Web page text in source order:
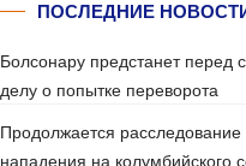
ПОСЛЕДНИЕ
Болсонару предстанет перед
делу о попытке переворота
Продолжается расследование
нападения на колумбийского